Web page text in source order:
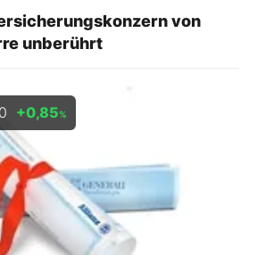
von
unberührt
+0,85%